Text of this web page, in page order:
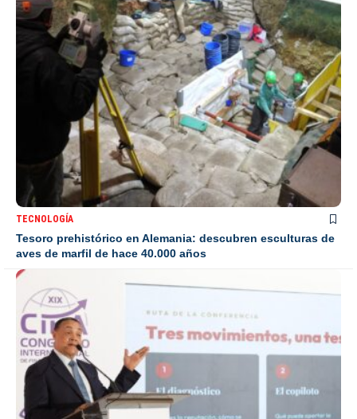
TECNOLOGÍA
Tesoro prehistórico en Alemania: descubren esculturas de
aves de marfil de hace 40.000 años